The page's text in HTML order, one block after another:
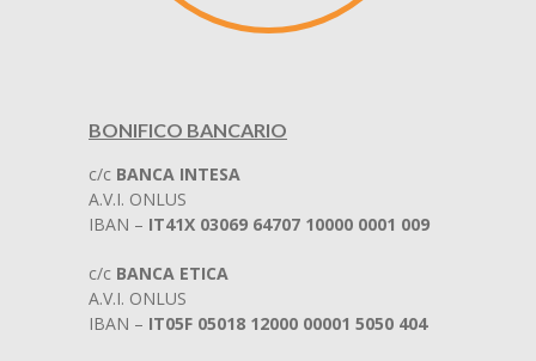
BONIFICO BANCARIO
c/c BANCA INTESA
A.V.I. ONLUS
IBAN – IT41X 03069 64707 10000 0001 009
c/c BANCA ETICA
A.V.I. ONLUS
IBAN – IT05F 05018 12000 00001 5050 404